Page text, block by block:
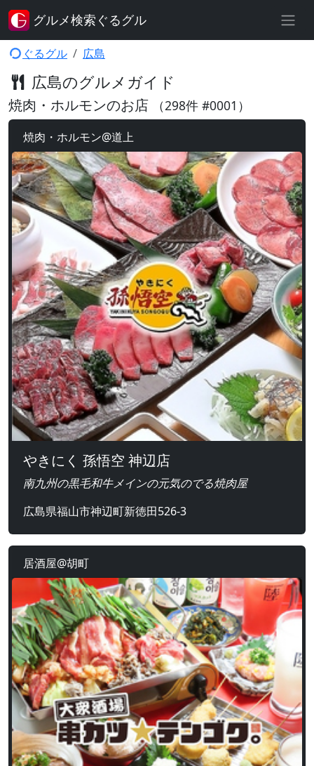
ぐるグル 広島
広島のグルメガイド
焼肉・ホルモンのお店 （298件 #0001）
焼肉・ホルモン@道上
やきにく 孫悟空 神辺店
南九州の黒毛和牛メインの元気のでる焼肉屋
広島県福山市神辺町新徳田526-3
居酒屋@胡町
グルメ検索ぐるグル